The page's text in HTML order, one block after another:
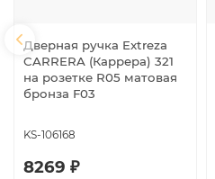
Дверная ручка Extreza
CARRERA (Каррера) 321
на розетке R05 матовая
бронза F03
KS-106168
8269 ₽